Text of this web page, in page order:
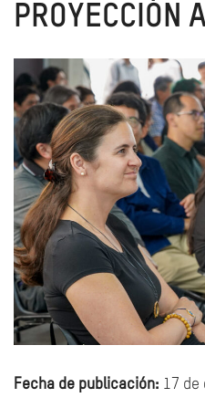
PROYECCIÓN
Fecha de publicación: 17 de